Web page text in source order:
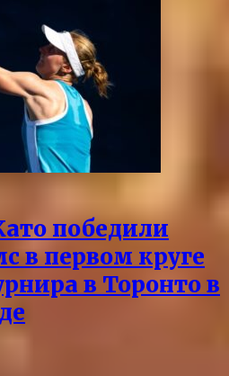
победили
в первом круге
в Торонто в